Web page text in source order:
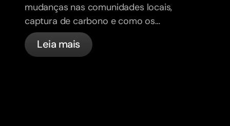
mudanças nas comunidades locais,
captura de carbono e como os
utilizadores do bunq ajudaram.
Leia mais